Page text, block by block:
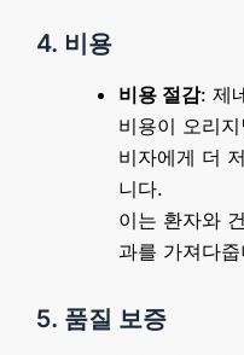
4. 비용
비용 절감: 제
비용이 오리
비자에게 더
니다.
이는 환자와
과를 가져다
5. 품질 보증